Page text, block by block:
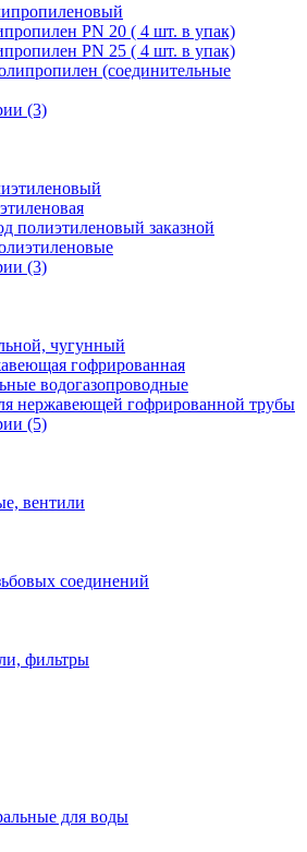
PN 20 ( 4 шт. в упак)
PN 25 ( 4 шт. в упак)
(cоединительные
(3)
полиэтиленовый заказной
(3)
чугунный
гофрированная
водогазопроводные
нержавеющей гофрированной трубы
(5)
вентили
соединений
фильтры
для воды